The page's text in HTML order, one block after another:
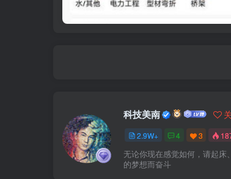
科技美南
2.9W+ 4 3
无论你现在感觉如何，请起床
的梦想而奋斗